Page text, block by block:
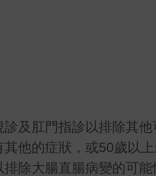
及肛門指診以排除其他
他的症狀，或50歲以
除大腸直腸病變的可能